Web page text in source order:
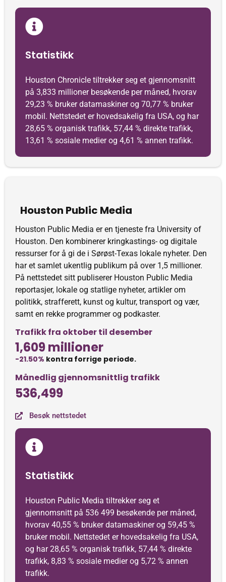
Statistikk
Houston Chronicle tiltrekker seg et gjennomsnitt
på 3,833 millioner besøkende per måned, hvorav
29,23 % bruker datamaskiner og 70,77 % bruker
mobil. Nettstedet er hovedsakelig fra USA, og har
28,65 % organisk trafikk, 57,44 % direkte trafikk,
13,61 % sosiale medier og 4,61 % annen trafikk.
Houston Public Media
Houston Public Media er en tjeneste fra University of
Houston. Den kombinerer kringkastings- og digitale
ressurser for å gi de i Sørøst-Texas lokale nyheter. Den
har et samlet ukentlig publikum på over 1,5 millioner.
På nettstedet sitt publiserer Houston Public Media
reportasjer, lokale og statlige nyheter, artikler om
politikk, strafferett, kunst og kultur, transport og vær,
samt en rekke programmer og podkaster.
Trafikk fra oktober til desember
1,609 millioner
-21.50% kontra forrige periode.
Månedlig gjennomsnittlig trafikk
536,499
Besøk nettstedet
Statistikk
Houston Public Media tiltrekker seg et
gjennomsnitt på 536 499 besøkende per måned,
hvorav 40,55 % bruker datamaskiner og 59,45 %
bruker mobil. Nettstedet er hovedsakelig fra USA,
og har 28,65 % organisk trafikk, 57,44 % direkte
trafikk, 8,83 % sosiale medier og 5,72 % annen
trafikk.